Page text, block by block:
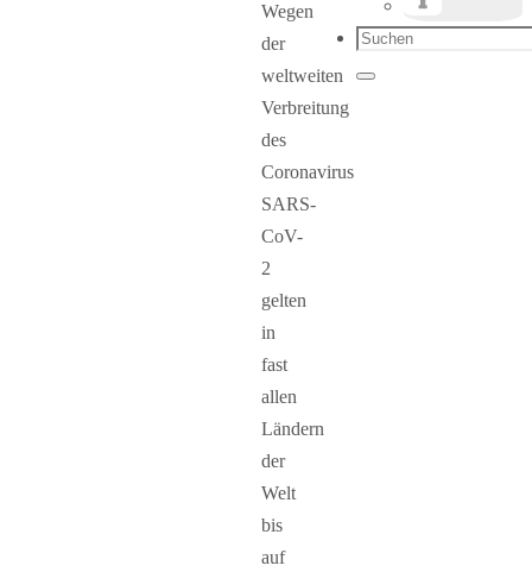
Wegen
der
weltweiten
Verbreitung
des
Coronavirus
SARS-
CoV-
2
gelten
in
fast
allen
Ländern
der
Welt
bis
auf
Suchen
nach:
Suchen